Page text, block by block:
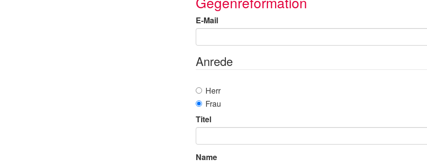
E-Mail
Anrede
Herr
Frau
Titel
Name